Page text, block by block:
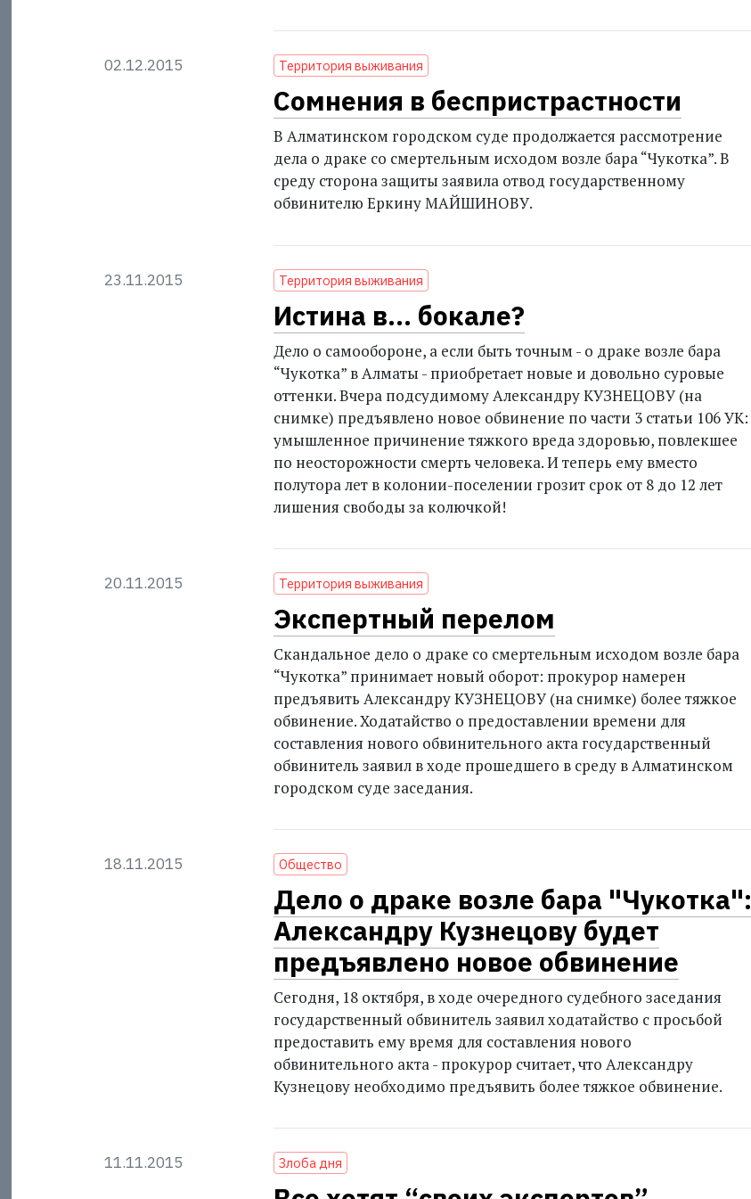
02.12.2015 Территория выживания
Сомнения в беспристрастности
В Алматинском городском суде продолжается рассмотрение
дела о драке со смертельным исходом возле бара “Чукотка”. В
среду сторона защиты заявила отвод государственному
обвинителю Еркину МАЙШИНОВУ.
23.11.2015 Территория выживания
Истина в... бокале?
Дело о самообороне, а если быть точным - о драке возле бара
“Чукотка” в Алматы - приобретает новые и довольно суровые
оттенки. Вчера подсудимому Александру КУЗНЕЦОВУ (на
снимке) предъявлено новое обвинение по части 3 статьи 106 УК:
умышленное причинение тяжкого вреда здоровью, повлекшее
по неосторожности смерть человека. И теперь ему вместо
полутора лет в колонии-поселении грозит срок от 8 до 12 лет
лишения свободы за колючкой!
20.11.2015 Территория выживания
Экспертный перелом
Скандальное дело о драке со смертельным исходом возле бара
“Чукотка” принимает новый оборот: прокурор намерен
предъявить Александру КУЗНЕЦОВУ (на снимке) более тяжкое
обвинение. Ходатайство о предоставлении времени для
составления нового обвинительного акта государственный
обвинитель заявил в ходе прошедшего в среду в Алматинском
городском суде заседания.
18.11.2015 Общество
Дело о драке возле бара "Чукотка":
Александру Кузнецову будет
предъявлено новое обвинение
Сегодня, 18 октября, в ходе очередного судебного заседания
государственный обвинитель заявил ходатайство с просьбой
предоставить ему время для составления нового
обвинительного акта - прокурор считает, что Александру
Кузнецову необходимо предъявить более тяжкое обвинение.
11.11.2015 Злоба дня